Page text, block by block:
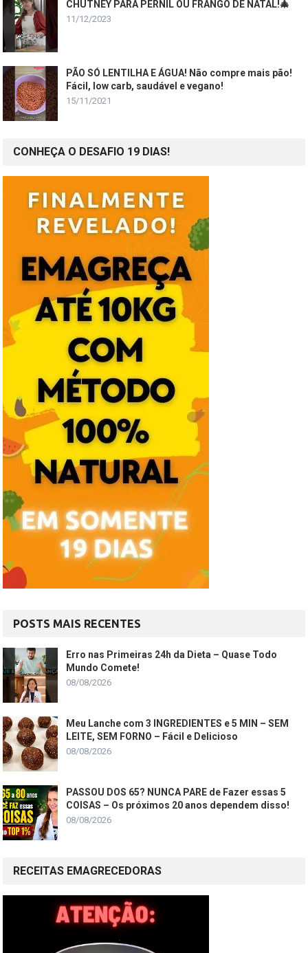
CHUTNEY PARA PERNIL OU FRANGO DE NATAL!🎄
11/12/2023
PÃO SÓ LENTILHA E ÁGUA! Não compre mais pão!
Fácil, low carb, saudável e vegano!
15/11/2021
CONHEÇA O DESAFIO 19 DIAS!
POSTS MAIS RECENTES
Erro nas Primeiras 24h da Dieta – Quase Todo
Mundo Comete!
08/08/2026
Meu Lanche com 3 INGREDIENTES e 5 MIN – SEM
LEITE, SEM FORNO – Fácil e Delicioso
08/08/2026
PASSOU DOS 65? NUNCA PARE de Fazer essas 5
COISAS – Os próximos 20 anos dependem disso!
08/08/2026
RECEITAS EMAGRECEDORAS